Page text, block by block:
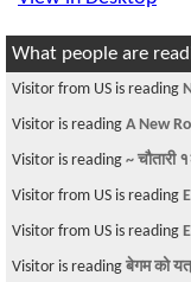
What people are
Visitor from US is reading
Visitor is reading A New
Visitor is reading ~ चौतारी
Visitor from US is reading
Visitor from US is reading
Visitor is reading बेगम को